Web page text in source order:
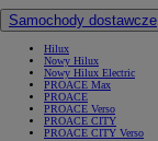
Samochody dostawcze
Hilux
Nowy Hilux
Nowy Hilux Electric
PROACE Max
PROACE
PROACE Verso
PROACE CITY
PROACE CITY Verso